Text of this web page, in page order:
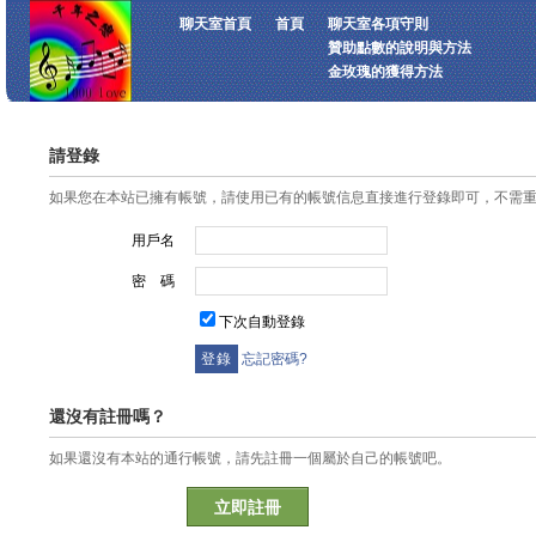
聊天室首頁 首頁
聊天室各項守則
贊助點數的說明與方法
金玫瑰的獲得方法
請登錄
如果您在本站已擁有帳號，請使用已有的帳號信息直接進行登錄即可，不需
用戶名
密 碼
下次自動登錄
忘記密碼?
還沒有註冊嗎？
如果還沒有本站的通行帳號，請先註冊一個屬於自己的帳號吧。
立即註冊